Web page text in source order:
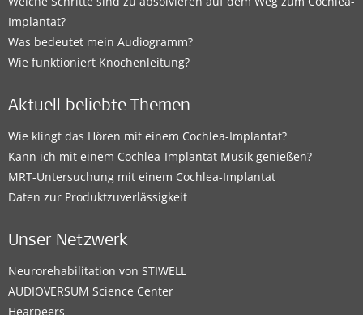
Implantat?
Was bedeutet mein Audiogramm?
Wie funktioniert Knochenleitung?
Aktuell beliebte Themen
Wie klingt das Hören mit einem Cochlea-Implantat?
Kann ich mit einem Cochlea-Implantat Musik genießen?
MRT-Untersuchung mit einem Cochlea-Implantat
Daten zur Produktzuverlässigkeit
Unser Netzwerk
Neurorehabilitation von STIWELL
AUDIOVERSUM Science Center
Hearpeers